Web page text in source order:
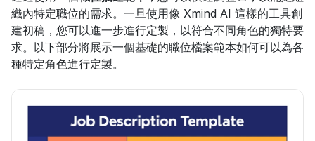
織內特定職位的需求。一旦使用像 Xmind AI 這樣的工具創
建初稿，您可以進一步進行定製，以符合不同角色的獨特要
求。以下部分將展示一個基礎的職位檔案範本如何可以為各
種特定角色進行定製。